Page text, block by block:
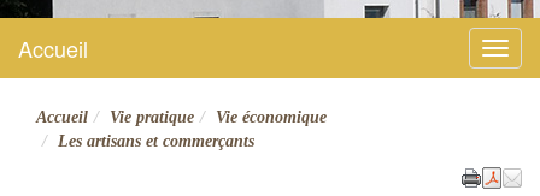
Menu
Accueil
Accueil Vie pratique
Vie économique
Les artisans et commerçants